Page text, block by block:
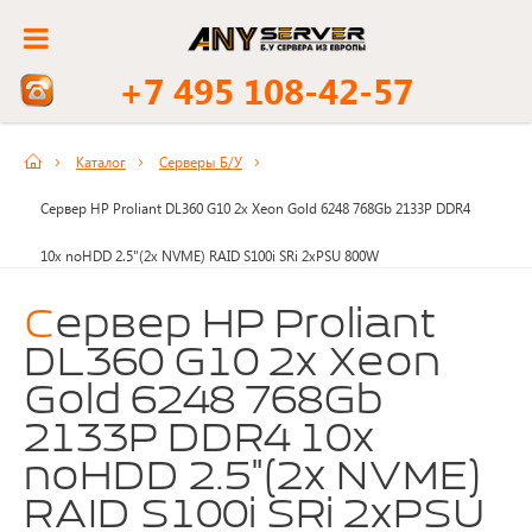
+7 495 108-42-57
Каталог Серверы Б/У
Сервер HP Proliant DL360 G10 2x Xeon Gold 6248 768Gb 2133P DDR4
10x noHDD 2.5"(2x NVME) RAID S100i SRi 2xPSU 800W
Сервер HP Proliant
DL360 G10 2x Xeon
Gold 6248 768Gb
2133P DDR4 10x
noHDD 2.5"(2x NVME)
RAID S100i SRi 2xPSU